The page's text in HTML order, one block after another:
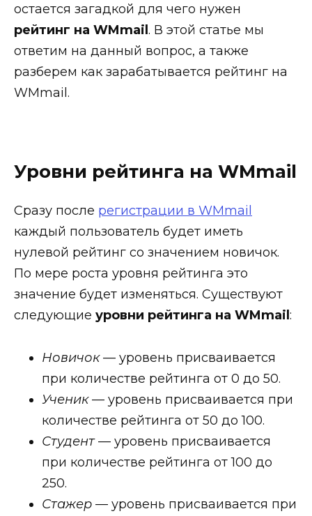
остается загадкой для чего нужен
рейтинг на WMmail . В этой статье мы
ответим на данный вопрос, а также
разберем как зарабатывается рейтинг на
WMmail.
Уровни рейтинга на WMmail
Сразу после регистрации в WMmail
каждый пользователь будет иметь
нулевой рейтинг со значением новичок.
По мере роста уровня рейтинга это
значение будет изменяться. Существуют
следующие уровни рейтинга на WMmail :
Новичок— уровень присваивается
при количестве рейтинга от 0 до 50.
Ученик— уровень присваивается при
количестве рейтинга от 50 до 100.
Студент— уровень присваивается
при количестве рейтинга от 100 до
250.
Стажер — уровень присваивается при